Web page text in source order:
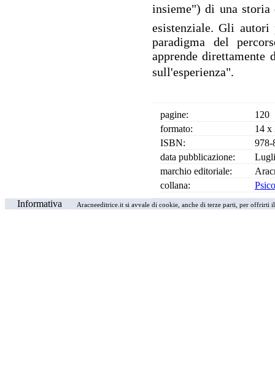
insieme") di una
esistenziale. Gli autori
paradigma del
apprende direttamente
sull'esperienza".
pagine:
120
formato:
14 x
ISBN:
978-
data pubblicazione:
marchio editoriale:
collana:
Informativa
Aracneeditrice.it si avvale di cookie, anche di terze parti, per